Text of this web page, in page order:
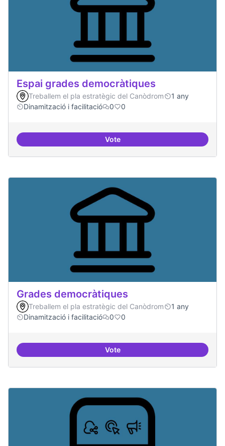
Espai grades democràtiques
Treballem el pla estratègic del Canòdrom
1 any
Dinamització i facilitació
0 0
VoteEspai grades democràtiques
Grades democràtiques
Treballem el pla estratègic del Canòdrom
1 any
Dinamització i facilitació
0 0
VoteGrades democràtiques